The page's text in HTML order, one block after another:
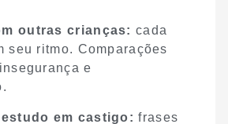
outras crianças: cada
seu ritmo. Comparações
e
em castigo: frases